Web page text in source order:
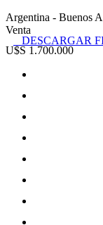
Argentina - Buenos
Venta
DESCARGAR
U$S 1.700.000